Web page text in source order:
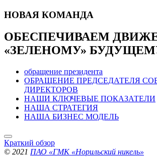
НОВАЯ КОМАНДА
ОБЕСПЕЧИВАЕМ
«ЗЕЛЕНОМУ»
обращение президента
ОБРАЩЕНИЕ ПРЕДСЕДАТЕЛЯ
ДИРЕКТОРОВ
НАШИ КЛЮЧЕВЫЕ ПОКАЗАТЕЛИ
НАША СТРАТЕГИЯ
НАША БИЗНЕС МОДЕЛЬ
Краткий обзор
© 2021 ПАО «ГМК «Норильский никель»